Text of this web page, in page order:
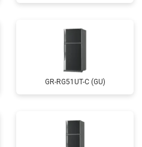
GR-RG51UT-C (GU)